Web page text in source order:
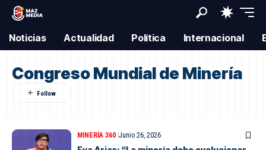
Noticias Actualidad Política Internacional
Congreso Mundial de Minería
MINERÍA 360 Junio 26, 2026